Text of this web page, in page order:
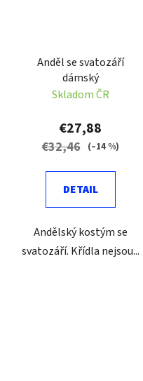
Anděl se svatozáří
dámský
Skladom ČR
€27,88
€32,46 (–14 %)
DETAIL
Andělský kostým se
svatozáří. Křídla nejsou...